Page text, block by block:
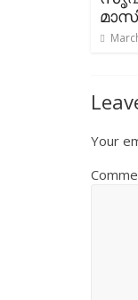
Your